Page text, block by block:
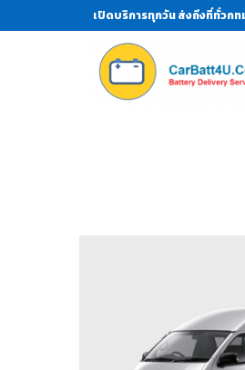
เปิดบริการทุกวัน ส่งถึงที่ทั่วก